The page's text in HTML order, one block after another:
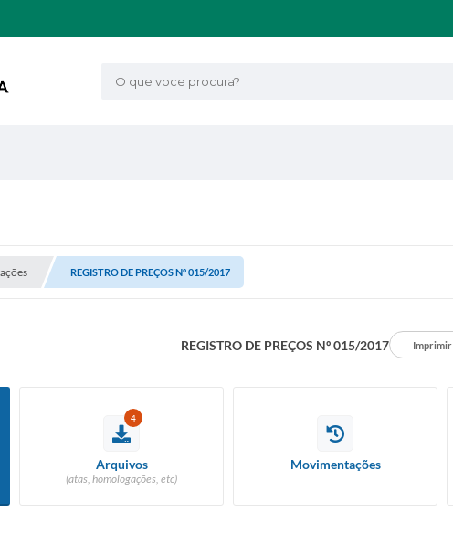
O que voce procura?
REGISTRO DE PREÇOS Nº 015/2017
REGISTRO DE PREÇOS Nº 015/2017 Imprimir
4
Arquivos
(atas, homologações, etc)
Movimentações